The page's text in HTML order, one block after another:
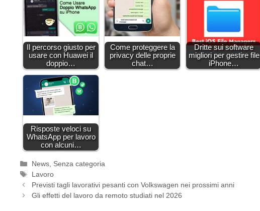
Il percorso giusto per
usare con Huawei il
doppio…
Come proteggere la
privacy delle proprie
chat…
Dritte sui software
migliori per gestire file
iPhone…
Risposte veloci su
WhatsApp per lavoro
con alcuni…
Categorie
News, Senza categoria
Tag
Lavoro
Previsti tagli lavorativi pesanti con Volkswagen nei prossimi anni
Gli effetti del lavoro da remoto studiati nel 2026